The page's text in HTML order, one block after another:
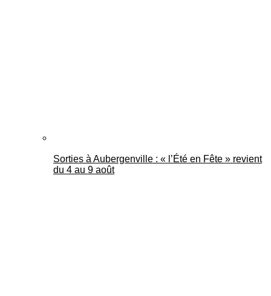
Sorties à Aubergenville : « l’Été en Fête » revient
du 4 au 9 août